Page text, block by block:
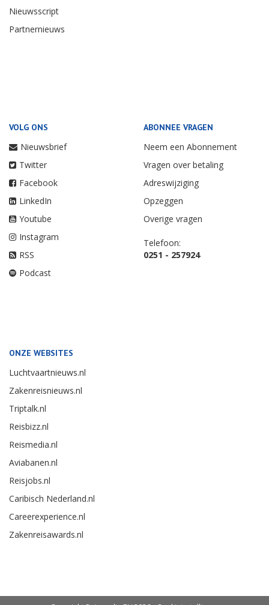
Nieuwsscript
Partnernieuws
VOLG ONS
Nieuwsbrief
Twitter
Facebook
LinkedIn
Youtube
Instagram
RSS
Podcast
ABONNEE VRAGEN
Neem een Abonnement
Vragen over betaling
Adreswijziging
Opzeggen
Overige vragen
Telefoon:
0251 - 257924
ONZE WEBSITES
Luchtvaartnieuws.nl
Zakenreisnieuws.nl
Triptalk.nl
Reisbizz.nl
Reismedia.nl
Aviabanen.nl
Reisjobs.nl
Caribisch Nederland.nl
Careerexperience.nl
Zakenreisawards.nl